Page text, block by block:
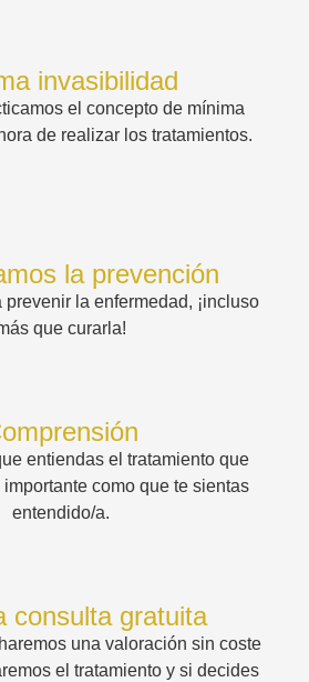
invasibilidad
el concepto de mínima
de realizar los tratamientos.
la prevención
prevenir la enfermedad, ¡incluso
que curarla!
entiendas el tratamiento que
como que te sientas
entendido/a.
consulta gratuita
una valoración sin coste
el tratamiento y si decides